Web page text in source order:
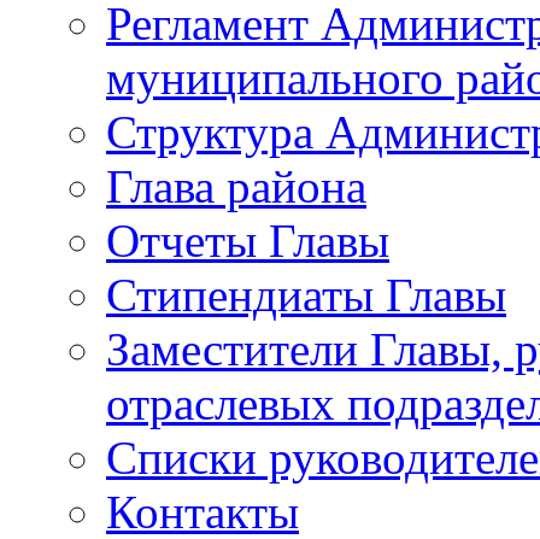
Регламент
муниципального
Структура
Глава района
Отчеты Главы
Стипендиаты Главы
Заместители Главы,
отраслевых
Списки
Контакты